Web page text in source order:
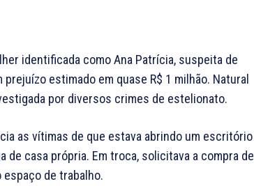
identificada como Ana Patrícia, suspeita de
estimado em quase R$ 1 milhão. Natural
por diversos crimes de estelionato.
as vítimas de que estava abrindo um escritório
casa própria. Em troca, solicitava a compra de
de trabalho.